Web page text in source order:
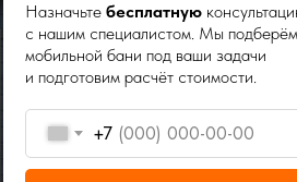
Назначьте бесплатную
с нашим специалистом. Мы
мобильной бани под ваши задачи
и подготовим расчёт стоимости.
+7